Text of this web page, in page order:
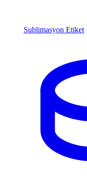
Sublimasyon Etiket